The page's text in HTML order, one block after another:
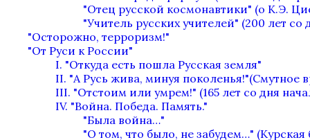
"Отец русской космонавтики" (о К.Э.
"Учитель русских учителей" (200 лет
"Осторожно, терроризм!"
"От Руси к России"
I. "Откуда есть пошла Русская земля"
II. "А Русь жива, минуя поколенья!"(Смутное
III. "Отстоим или умрем!" (165 лет со дня
IV. "Война. Победа. Память."
"Была война…"
"О том, что было, не забудем…" (Курская